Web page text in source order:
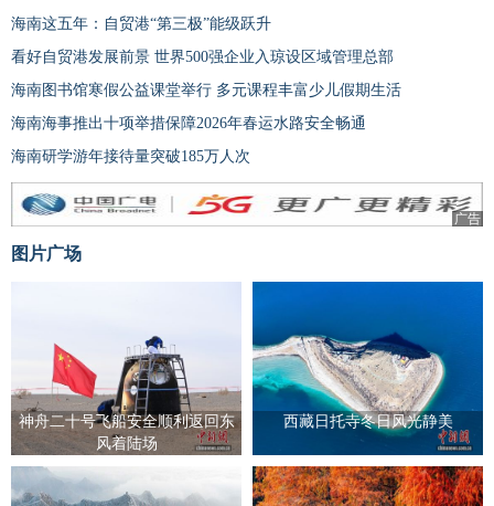
海南这五年：自贸港“第三极”能级跃升
看好自贸港发展前景 世界500强企业入琼设区域管理总部
海南图书馆寒假公益课堂举行 多元课程丰富少儿假期生活
海南海事推出十项举措保障2026年春运水路安全畅通
海南研学游年接待量突破185万人次
广告
图片广场
神舟二十号飞船安全顺利返回东
风着陆场
西藏日托寺冬日风光静美